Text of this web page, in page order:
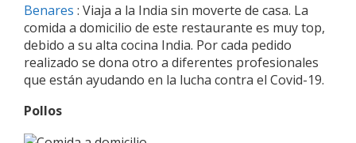
Benares : Viaja a la India sin moverte de casa. La
comida a domicilio de este restaurante es muy top,
debido a su alta cocina India. Por cada pedido
realizado se dona otro a diferentes profesionales
que están ayudando en la lucha contra el Covid-19.
Pollos